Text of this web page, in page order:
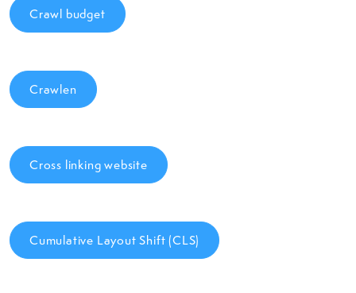
Crawl budget
Crawlen
Cross linking website
Cumulative Layout Shift (CLS)